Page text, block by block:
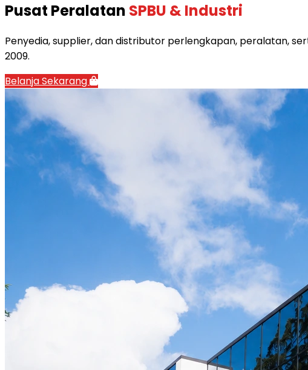
Pusat Peralatan SPBU & Industri
Penyedia, supplier, dan distributor perlengkapan, peralatan,
2009.
Belanja Sekarang